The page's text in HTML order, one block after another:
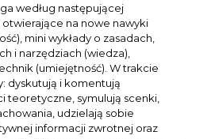
według następującej
na nowe nawyki
mini wykłady o zasadach,
i narzędziach (wiedza),
(umiejętność). W trakcie
dyskutują i komentują
teoretyczne, symulują scenki,
udzielają sobie
informacji zwrotnej oraz